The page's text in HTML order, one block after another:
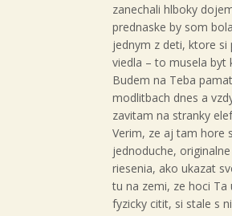
zanechali hlboky
prednaske by som
jednym z deti, ktore si
viedla – to musela byt
Budem na Teba
modlitbach dnes a
zavitam na stranky
Verim, ze aj tam hore
jednoduche,
riesenia, ako ukazat
tu na zemi, ze hoci Ta
fyzicky citit, si stale s